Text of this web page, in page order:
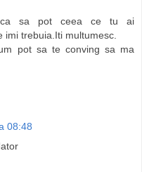
sa pot ceea ce tu ai
trebuia.Iti multumesc.
pot sa te conving sa ma
08:48